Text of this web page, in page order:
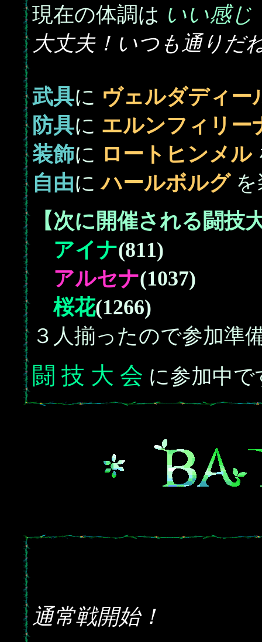
現在の体調は いい感じ
大丈夫！いつも通りだ
武具に ヴェルダディー
防具に エルンフィリー
装飾に ロートヒンメル
自由にハールボルグを
【次に開催される闘技
アイナ(811)
アルセナ(1037)
桜花(1266)
３人揃ったので参加準
闘 技 大 会 に参加中で
通常戦開始！